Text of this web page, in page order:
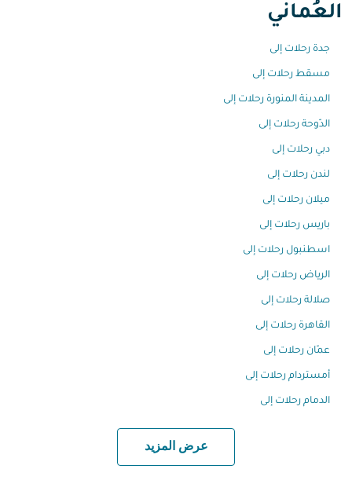
العُماني
جدة رحلات إلى
مسقط رحلات إلى
المدينة المنورة رحلات إلى
الدّوحة رحلات إلى
دبي رحلات إلى
لندن رحلات إلى
ميلان رحلات إلى
باريس رحلات إلى
اسطنبول رحلات إلى
الرياض رحلات إلى
صلالة رحلات إلى
القاهرة رحلات إلى
عمّان رحلات إلى
أمستردام رحلات إلى
الدمام رحلات إلى
عرض المزيد